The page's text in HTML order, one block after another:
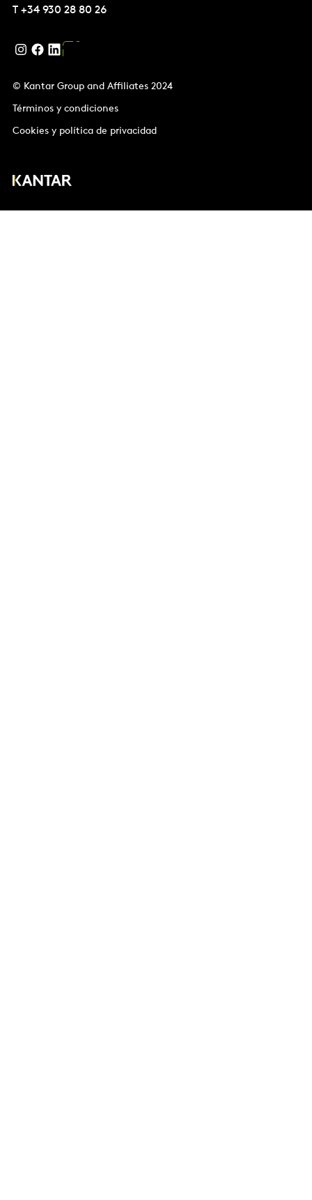
T +34 930 28 80 26
© Kantar Group and Affiliates 2024
Términos y condiciones
Cookies y política de privacidad